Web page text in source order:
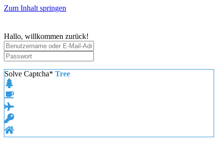
Zum Inhalt springen
Hallo, willkommen zurück!
Solve Captcha* Tree